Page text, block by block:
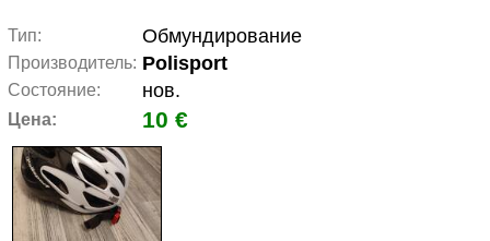
Тип: Обмундирование
Производитель: Polisport
Состояние: нов.
Цена: 10 €